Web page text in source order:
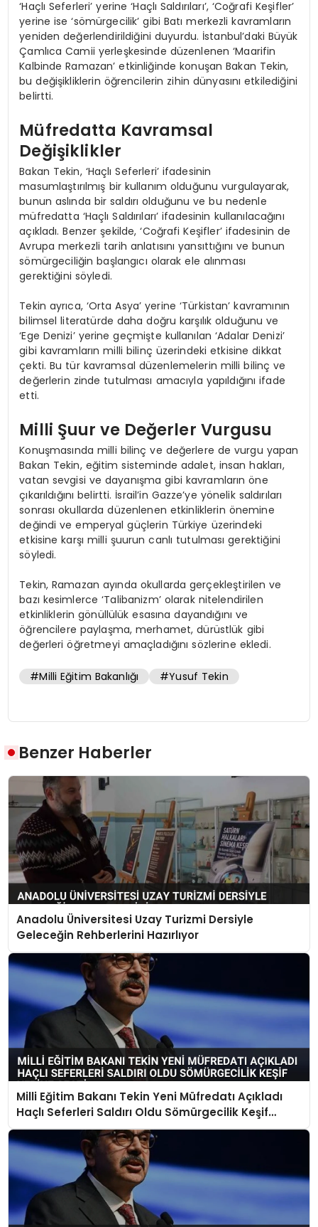
‘Haçlı Seferleri’ yerine ‘Haçlı Saldırıları’, ‘Coğrafi Keşifler’
yerine ise ‘sömürgecilik’ gibi Batı merkezli kavramların
yeniden değerlendirildiğini duyurdu. İstanbul’daki Büyük
Çamlıca Camii yerleşkesinde düzenlenen ‘Maarifin
Kalbinde Ramazan’ etkinliğinde konuşan Bakan Tekin,
bu değişikliklerin öğrencilerin zihin dünyasını etkilediğini
belirtti.
Müfredatta Kavramsal
Değişiklikler
Bakan Tekin, ‘Haçlı Seferleri’ ifadesinin
masumlaştırılmış bir kullanım olduğunu vurgulayarak,
bunun aslında bir saldırı olduğunu ve bu nedenle
müfredatta ‘Haçlı Saldırıları’ ifadesinin kullanılacağını
açıkladı. Benzer şekilde, ‘Coğrafi Keşifler’ ifadesinin de
Avrupa merkezli tarih anlatısını yansıttığını ve bunun
sömürgeciliğin başlangıcı olarak ele alınması
gerektiğini söyledi.
Tekin ayrıca, ‘Orta Asya’ yerine ‘Türkistan’ kavramının
bilimsel literatürde daha doğru karşılık olduğunu ve
‘Ege Denizi’ yerine geçmişte kullanılan ‘Adalar Denizi’
gibi kavramların milli bilinç üzerindeki etkisine dikkat
çekti. Bu tür kavramsal düzenlemelerin milli bilinç ve
değerlerin zinde tutulması amacıyla yapıldığını ifade
etti.
Milli Şuur ve Değerler Vurgusu
Konuşmasında milli bilinç ve değerlere de vurgu yapan
Bakan Tekin, eğitim sisteminde adalet, insan hakları,
vatan sevgisi ve dayanışma gibi kavramların öne
çıkarıldığını belirtti. İsrail’in Gazze’ye yönelik saldırıları
sonrası okullarda düzenlenen etkinliklerin önemine
değindi ve emperyal güçlerin Türkiye üzerindeki
etkisine karşı milli şuurun canlı tutulması gerektiğini
söyledi.
Tekin, Ramazan ayında okullarda gerçekleştirilen ve
bazı kesimlerce ‘Talibanizm’ olarak nitelendirilen
etkinliklerin gönüllülük esasına dayandığını ve
öğrencilere paylaşma, merhamet, dürüstlük gibi
değerleri öğretmeyi amaçladığını sözlerine ekledi.
#Milli Eğitim Bakanlığı #Yusuf Tekin
Benzer Haberler
Anadolu Üniversitesi Uzay Turizmi Dersiyle
Geleceğin Rehberlerini Hazırlıyor
Milli Eğitim Bakanı Tekin Yeni Müfredatı Açıkladı
Haçlı Seferleri Saldırı Oldu Sömürgecilik Keşif
Yerine Geçti